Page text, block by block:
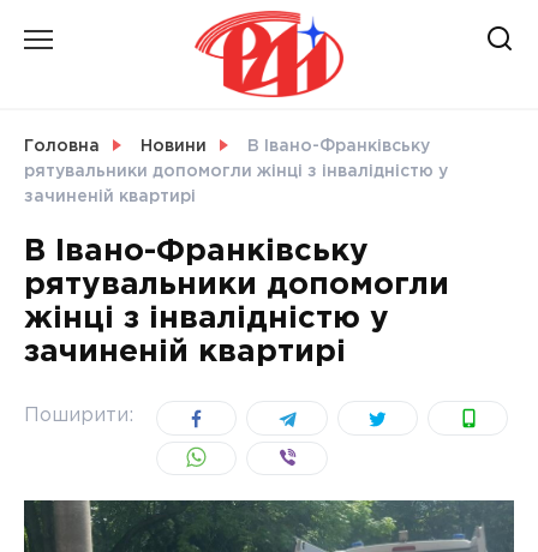
СВІТ
УКРАЇНА
Головна Новини
В Івано-Франківську
рятувальники допомогли жінці з інвалідністю у
зачиненій квартирі
В Івано-Франківську
рятувальники допомогли
жінці з інвалідністю у
зачиненій квартирі
Поширити: